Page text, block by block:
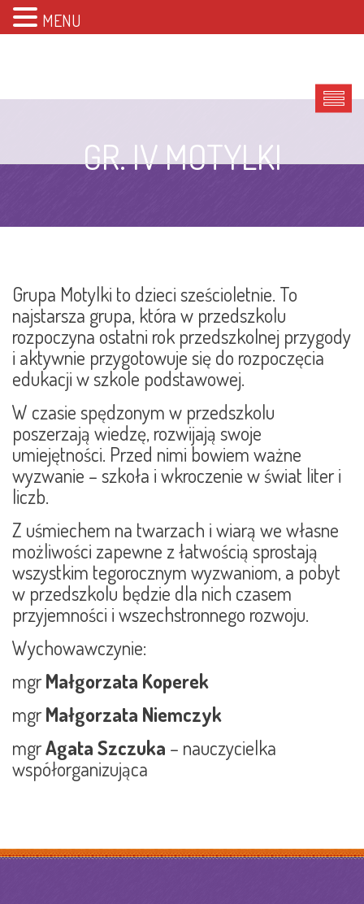
GR. IV MOTYLKI
Grupa Motylki to dzieci sześcioletnie. To
najstarsza grupa, która w przedszkolu
rozpoczyna ostatni rok przedszkolnej przygody
i aktywnie przygotowuje się do rozpoczęcia
edukacji w szkole podstawowej.
W czasie spędzonym w przedszkolu
poszerzają wiedzę, rozwijają swoje
umiejętności. Przed nimi bowiem ważne
wyzwanie – szkoła i wkroczenie w świat liter i
liczb.
Z uśmiechem na twarzach i wiarą we własne
możliwości zapewne z łatwością sprostają
wszystkim tegorocznym wyzwaniom, a pobyt
w przedszkolu będzie dla nich czasem
przyjemności i wszechstronnego rozwoju.
Wychowawczynie:
mgrMałgorzata Koperek
mgrMałgorzata Niemczyk
mgrAgata Szczuka – nauczycielka
współorganizująca
MENU